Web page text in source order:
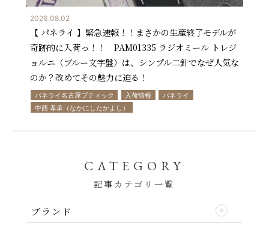
2026.08.02
【 パネライ 】緊急速報！！まさかの生産終了モデルが
奇跡的に入荷っ！！ PAM01335 ラジオミール トレジ
ョルニ（ブルー文字盤）は、シンプル二針でなぜ人気な
のか？改めてその魅力に迫る！
パネライ名古屋ブティック 入荷情報
パネライ
中西 孝承（なかにしたかよし）
CATEGORY
記事カテゴリ一覧
ブランド